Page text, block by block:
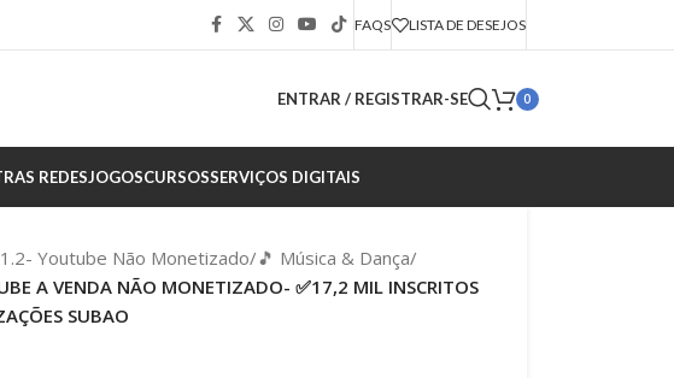
FAQS LISTA DE DESEJOS
ENTRAR / REGISTRAR-SE 0
REDESJOGOSCURSOSSERVIÇOS DIGITAIS
1.2- Youtube Não Monetizado/🎵 Música & Dança/
A VENDA NÃO MONETIZADO- ✅17,2 MIL INSCRITOS
SUBAO